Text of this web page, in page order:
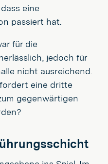
eine
passiert hat.
für die
jedoch für
nicht ausreichend.
eine dritte
gegenwärtigen